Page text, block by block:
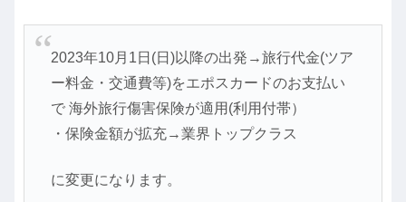
2023年10月1日(日)以降の出発→旅行代金(ツア
ー料金・交通費等)をエポスカードのお支払い
で 海外旅行傷害保険が適用(利用付帯）
・保険金額が拡充→業界トップクラス
に変更になります。